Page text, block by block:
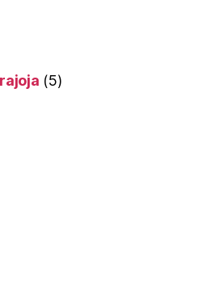
(5)